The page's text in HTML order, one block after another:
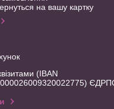
на вашу картку
(IBAN